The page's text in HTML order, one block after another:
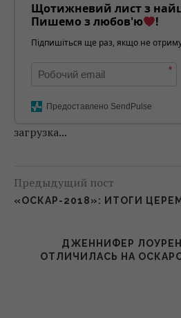
Щотижневий лист з
Пишемо з любов'ю
!
Підпишіться ще раз, якщо не
*
Предоставлено SendPulse
загрузка...
Предыдущий пост
«ОСКАР-2018»: ИТОГИ
ДЖЕННИФЕР
ОТЛИЧИЛАСЬ НА